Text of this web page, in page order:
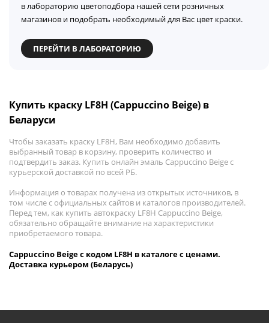
в лабораторию цветоподбора нашей сети розничных
магазинов и подобрать необходимый для Вас цвет краски.
ПЕРЕЙТИ В ЛАБОРАТОРИЮ
Купить краску LF8H (Cappuccino Beige) в
Беларуси
Чтобы заказать краску LF8H, Вам необходимо добавить
выбранный товар в корзину, проверить количество и
подтвердить заказ. Купить онлайн эмаль Cappuccino Beige с
курьерской доставкой по всей РБ.
Информация о товарах получена из открытых источников, в
том числе с официальных сайтов и каталогов производителей.
Перед тем, как купить автокраску LF8H Cappuccino Beige,
обязательно обращайте внимание на характеристики
приобретаемого товара.
Cappuccino Beige с кодом LF8H в каталоге с ценами.
Доставка курьером (Беларусь)